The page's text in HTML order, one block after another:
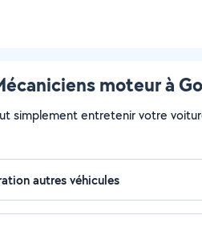
moteur à
simplement entretenir votre